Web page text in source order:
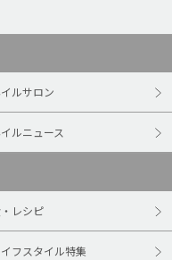
ルサロン
ルニュース
レシピ
フスタイル特集